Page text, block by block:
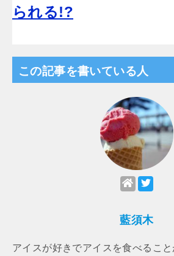
られる!?
この記事を書いている人
藍須木
アイスが好きでアイスを食べるこ